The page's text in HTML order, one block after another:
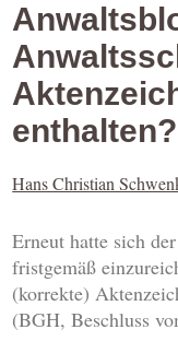
enthalten?
Hans Christian
Erneut hatte sich
fristgemäß
(korrekte)
(BGH, Beschluss